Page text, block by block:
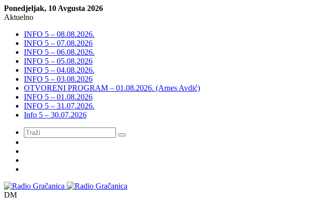
Ponedjeljak, 10 Avgusta 2026
Aktuelno
INFO 5 – 08.08.2026.
INFO 5 – 07.08.2026
INFO 5 – 06.08.2026.
INFO 5 – 05.08.2026
INFO 5 – 04.08.2026.
INFO 5 – 03.08.2026
OTVORENI PROGRAM – 01.08.2026. (Arnes Avdić)
INFO 5 – 01.08.2026
INFO 5 – 31.07.2026.
Info 5 – 30.07.2026
Meni
DM